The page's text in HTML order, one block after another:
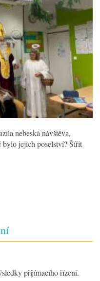
nebeská návštěva,
jejich poselství? Šířit
přijímacího řízení.